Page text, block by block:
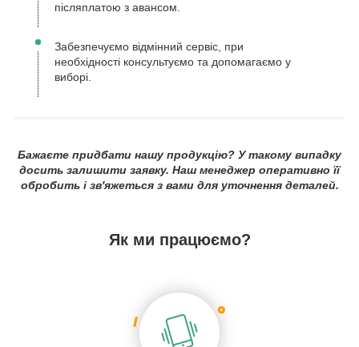
післяплатою з авансом.
Забезпечуємо відмінний сервіс, при
необхідності консультуємо та допомагаємо у
виборі.
Бажаєте придбати нашу продукцію? У такому випадку
досить залишити заявку. Наш менеджер оперативно її
обробить і зв'яжеться з вами для уточнення деталей.
Як ми працюємо?